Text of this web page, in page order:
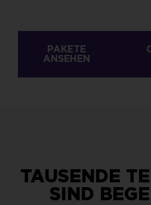
PAKETE
ANSEHEN
TAUSENDE
SIND